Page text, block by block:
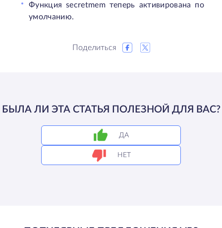
Функция secretmem теперь активирована по
умолчанию.
Поделиться
БЫЛА ЛИ ЭТА СТАТЬЯ ПОЛЕЗНОЙ ДЛЯ ВАС?
ДА
НЕТ